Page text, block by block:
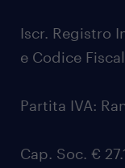
Iscr. Registro
e Codice
Partita IVA:
Cap. Soc. €